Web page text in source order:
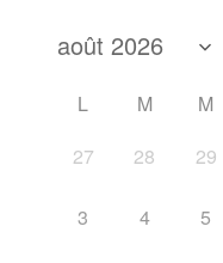
L M M
27
28 29
3 4 5